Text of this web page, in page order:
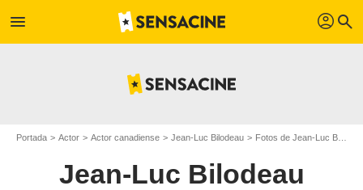
menu profil search
Portada Actor Actor canadiense Jean-Luc Bilodeau Fotos de Jean-Luc Bilodeau
Jean-Luc Bilodeau